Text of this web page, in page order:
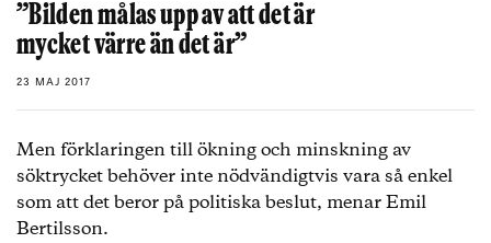
”Bilden målas upp av att det är
mycket värre än det är”
23 MAJ 2017
Men förklaringen till ökning och minskning av
söktrycket behöver inte nödvändigtvis vara så enkel
som att det beror på politiska beslut, menar Emil
Bertilsson.